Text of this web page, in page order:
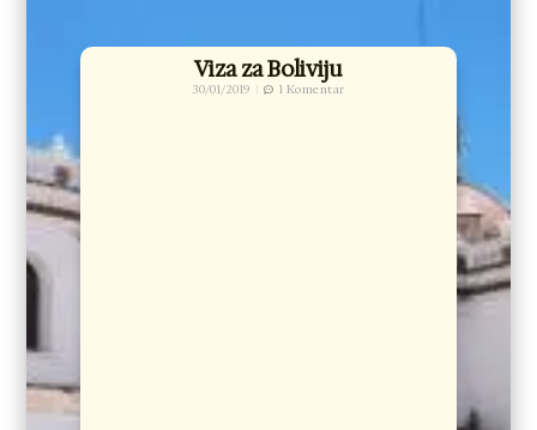
Viza za Boliviju
30/01/2019 1 Komentar